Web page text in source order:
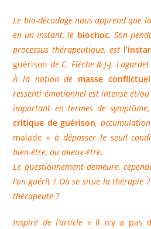
Le bio-décodage nous apprend que
en un instant, le biochoc. Son
processus thérapeutique, est
guérison de C. Flèche & J-J.
À la notion de masse
ressenti émotionnel est intense et/
important en termes de
critique de guérison,
malade » à dépasser le seuil
bien-être, au mieux-être.
Le questionnement demeure,
l’on guérit ? Où se situe la thérapie
thérapeute ?
Inspiré de l’article « Il n’y a pas